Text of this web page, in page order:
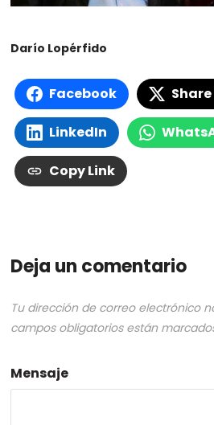
Darío Lopérfido
Facebook Share
LinkedIn
Copy Link
Deja un comentario
Tu dirección de correo electrónico
campos obligatorios están
Mensaje